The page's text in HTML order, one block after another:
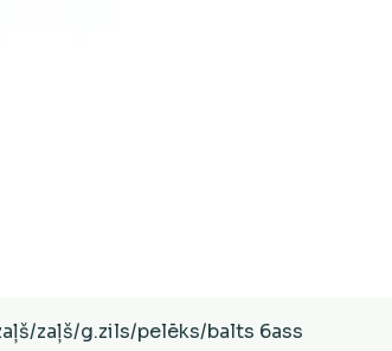
Ātrais skats
zaļš/g.zils/pelēks/balts 6ass